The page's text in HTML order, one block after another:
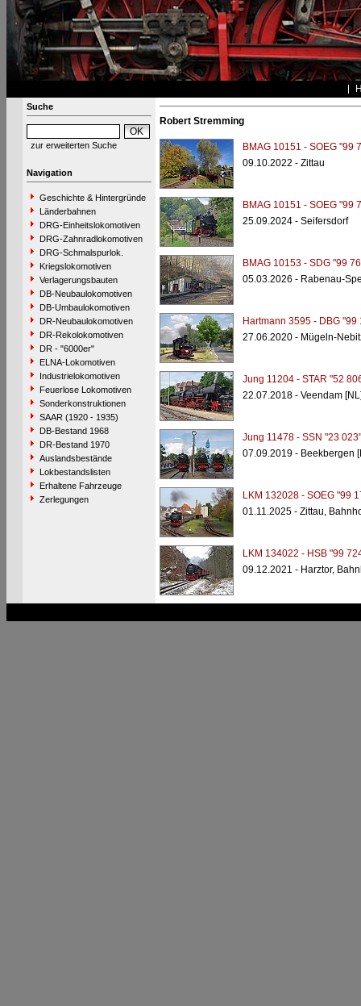
Suche
zur erweiterten Suche
Navigation
Geschichte & Hintergründe
Länderbahnen
DRG-Einheitslokomotiven
DRG-Zahnradlokomotiven
DRG-Schmalspurlok.
Kriegslokomotiven
Verlagerungsbauten
DB-Neubaulokomotiven
DB-Umbaulokomotiven
DR-Neubaulokomotiven
DR-Rekolokomotiven
DR - "6000er"
ELNA-Lokomotiven
Industrielokomotiven
Feuerlose Lokomotiven
Sonderkonstruktionen
SAAR (1920 - 1935)
DB-Bestand 1968
DR-Bestand 1970
Auslandsbestände
Lokbestandslisten
Erhaltene Fahrzeuge
Zerlegungen
Robert Stremming
BMAG 10151 - SOEG "99
09.10.2022 - Zittau
BMAG 10151 - SOEG "99
25.09.2024 - Seifersdorf
BMAG 10153 - SDG "99
05.03.2026 - Rabenau-
Hartmann 3595 - DBG "99
27.06.2020 - Mügeln-
Jung 11204 - STAR "52
22.07.2018 - Veendam
Jung 11478 - SSN "23 023"
07.09.2019 - Beekbergen
LKM 132028 - SOEG "99
01.11.2025 - Zittau,
LKM 134022 - HSB "99
09.12.2021 - Harztor,